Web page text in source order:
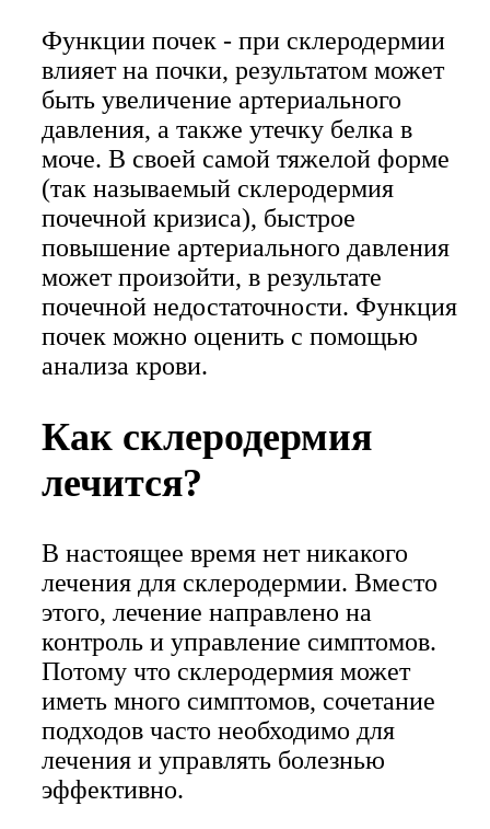
Функции почек - при склеродермии
влияет на почки, результатом может
быть увеличение артериального
давления, а также утечку белка в
моче. В своей самой тяжелой форме
(так называемый склеродермия
почечной кризиса), быстрое
повышение артериального давления
может произойти, в результате
почечной недостаточности. Функция
почек можно оценить с помощью
анализа крови.
Как склеродермия
лечится?
В настоящее время нет никакого
лечения для склеродермии. Вместо
этого, лечение направлено на
контроль и управление симптомов.
Потому что склеродермия может
иметь много симптомов, сочетание
подходов часто необходимо для
лечения и управлять болезнью
эффективно.